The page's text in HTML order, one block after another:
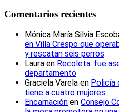
Comentarios recientes
Mónica María Silvia
en Villa Crespo que
y rescatan seis perros
Laura en Recoleta: fue
departamento
Graciela Varela en Policía
tiene a cuatro mujeres
Encarnación en Consejo